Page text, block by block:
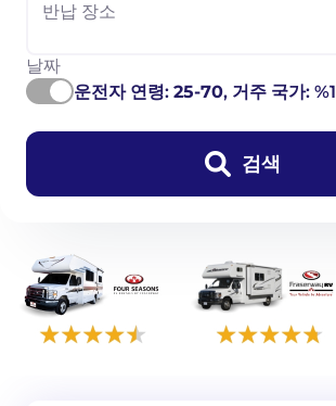
반납 장소
날짜
운전자 연령: 25-70, 거주 국가: %1
검색